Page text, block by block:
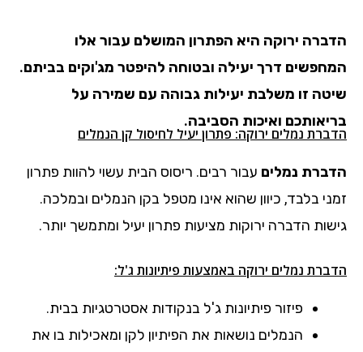
הדברה ירוקה היא הפתרון המושלם עבור אלו
המחפשים דרך יעילה ובטוחה להיפטר מג'וקים בביתם.
שיטה זו משלבת יעילות גבוהה עם שמירה על
בריאותכם ואיכות הסביבה.
הדברת נמלים ירוקה: פתרון יעיל לחיסול קן הנמלים
הדברת נמלים עבור רבים. ריסוס הבית עשוי להוות פתרון
זמני בלבד, כיוון שהוא אינו מטפל בקן הנמלים ובמלכה.
גישות הדברה ירוקות מציעות פתרון יעיל ומתמשך יותר.
הדברת נמלים ירוקה באמצעות פיתיונות ג'ל:
פיזור פיתיונות ג'ל בנקודות אסטרטגיות בבית.
הנמלים נושאות את הפיתיון לקן ומאכילות בו את